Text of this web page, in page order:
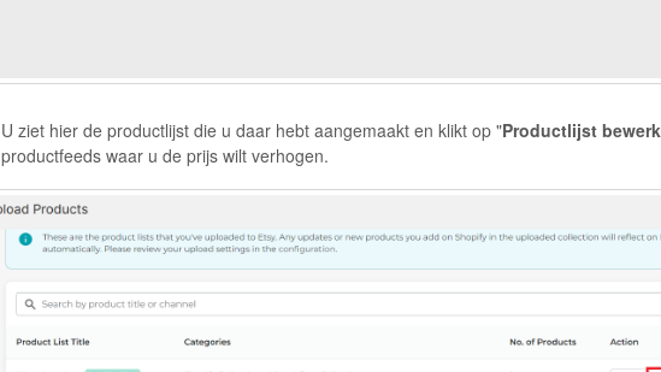
U ziet hier de productlijst die u daar hebt aangemaakt en klikt op "Productlijst
productfeeds waar u de prijs wilt verhogen.